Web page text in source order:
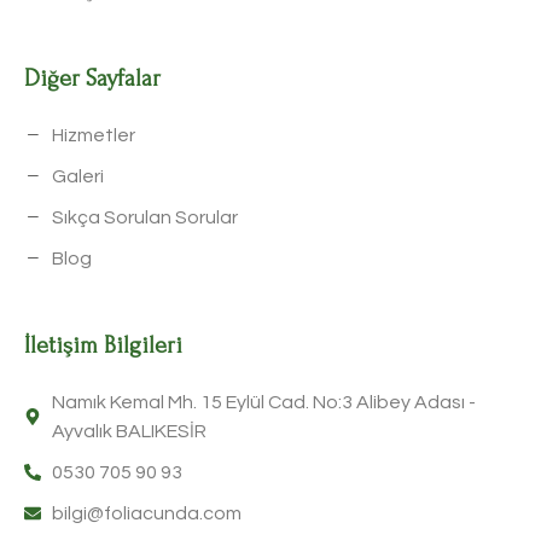
Diğer Sayfalar
Hizmetler
Galeri
Sıkça Sorulan Sorular
Blog
İletişim Bilgileri
Namık Kemal Mh. 15 Eylül Cad. No:3 Alibey Adası -
Ayvalık BALIKESİR
0530 705 90 93
bilgi@foliacunda.com